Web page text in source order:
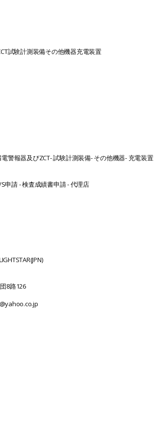
試験計測装備その他機器充電装置
電警報器及びZCT- 試験計測装備- その他機器- 充電装置
申請- 検査成績書申請- 代理店
8路126